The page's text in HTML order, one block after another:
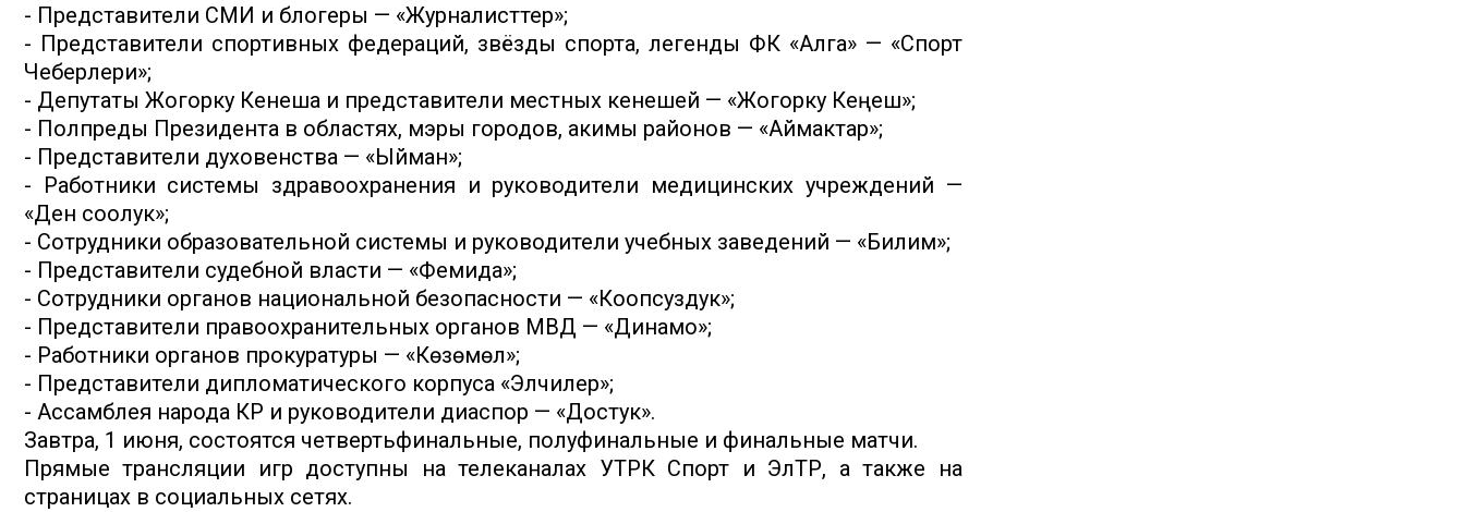
- Представители СМИ и блогеры — «Журналисттер»;
- Представители спортивных федераций, звёзды спорта, легенды ФК «Алга» — «Спорт
Чеберлери»;
- Депутаты Жогорку Кенеша и представители местных кенешей — «Жогорку Кеңеш»;
- Полпреды Президента в областях, мэры городов, акимы районов — «Аймактар»;
- Представители духовенства — «Ыйман»;
- Работники системы здравоохранения и руководители медицинских учреждений —
«Ден соолук»;
- Сотрудники образовательной системы и руководители учебных заведений — «Билим»;
- Представители судебной власти — «Фемида»;
- Сотрудники органов национальной безопасности — «Коопсуздук»;
- Представители правоохранительных органов МВД — «Динамо»;
- Работники органов прокуратуры — «Көзөмөл»;
- Представители дипломатического корпуса «Элчилер»;
- Ассамблея народа КР и руководители диаспор — «Достук».
Завтра, 1 июня, состоятся четвертьфинальные, полуфинальные и финальные матчи.
Прямые трансляции игр доступны на телеканалах УТРК Спорт и ЭлТР, а также на
страницах в социальных сетях.